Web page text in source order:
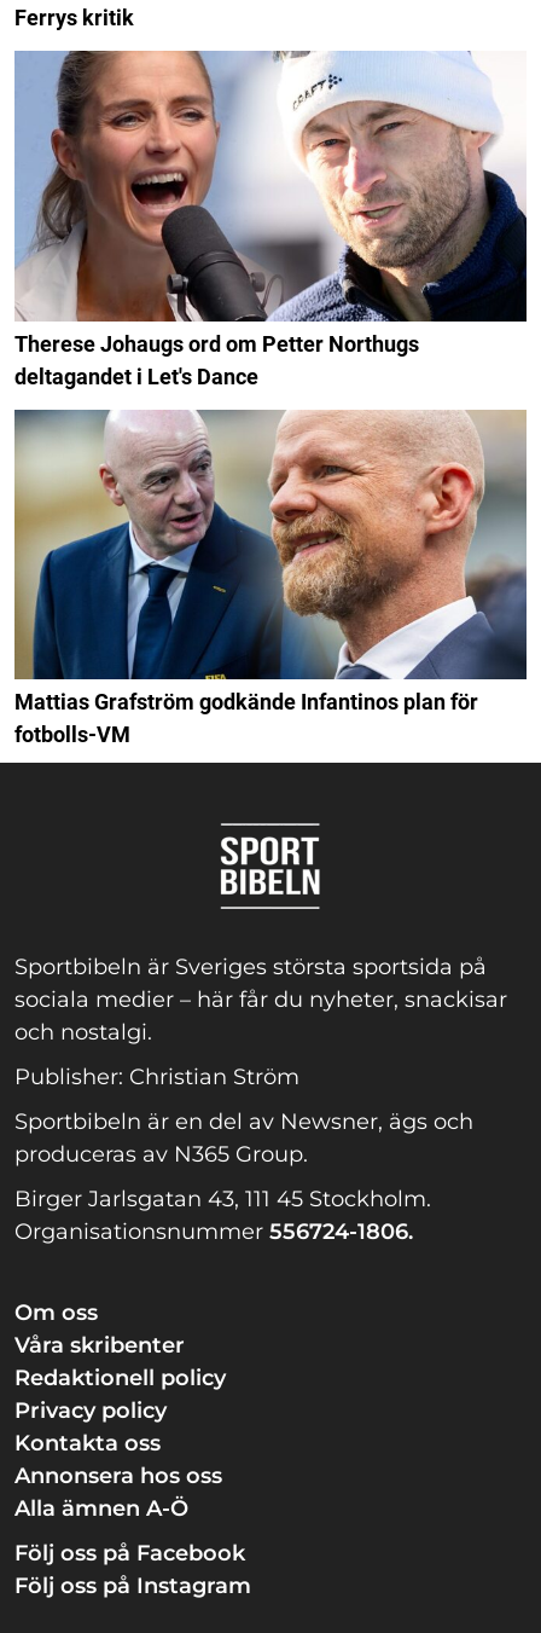
Ferrys kritik
Therese Johaugs ord om Petter Northugs
deltagandet i Let's Dance
Mattias Grafström godkände Infantinos plan för
fotbolls-VM
Sportbibeln är Sveriges största sportsida på
sociala medier – här får du nyheter, snackisar
och nostalgi.
Publisher: Christian Ström
Sportbibeln är en del av Newsner, ägs och
produceras av N365 Group.
Birger Jarlsgatan 43, 111 45 Stockholm.
Organisationsnummer 556724-1806.
Om oss
Våra skribenter
Redaktionell policy
Privacy policy
Kontakta oss
Annonsera hos oss
Alla ämnen A-Ö
Följ oss på Facebook
Följ oss på Instagram